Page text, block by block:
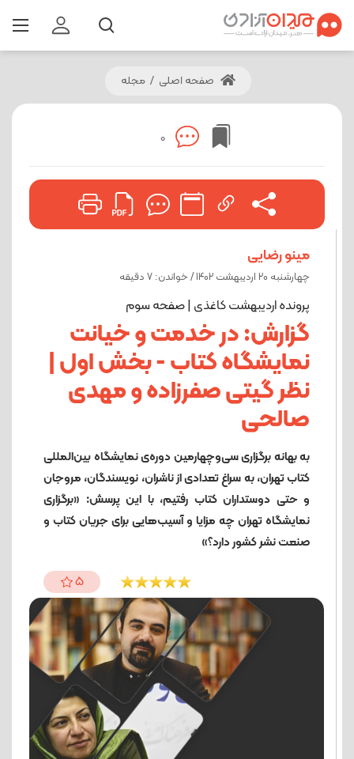
صفحه اصلی / مجله
0
مینو رضایی
چهارشنبه 20 اردیبهشت 1402 / خواندن: 7 دقیقه
پرونده اردیبهشت کاغذی | صفحه سوم
گزارش: در خدمت و خیانت
نمایشگاه کتاب - بخش اول |
نظر گیتی صفرزاده و مهدی
صالحی
به بهانه برگزاری سی‌وچهارمین دوره‌ی نمایشگاه بین‌المللی
کتاب تهران، به سراغ تعدادی از ناشران، نویسندگان، مروجان
و حتی دوستداران کتاب رفتیم، با این پرسش: «برگزاری
نمایشگاه تهران چه مزایا و آسیب‌هایی برای جریان کتاب و
صنعت نشر کشور دارد؟»
5